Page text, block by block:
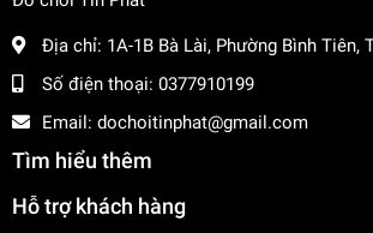
Địa chỉ: 1A-1B Bà Lài, Phường Bình Tiên,
Số điện thoại: 0377910199
Email: dochoitinphat@gmail.com
Tìm hiểu thêm
Hỗ trợ khách hàng